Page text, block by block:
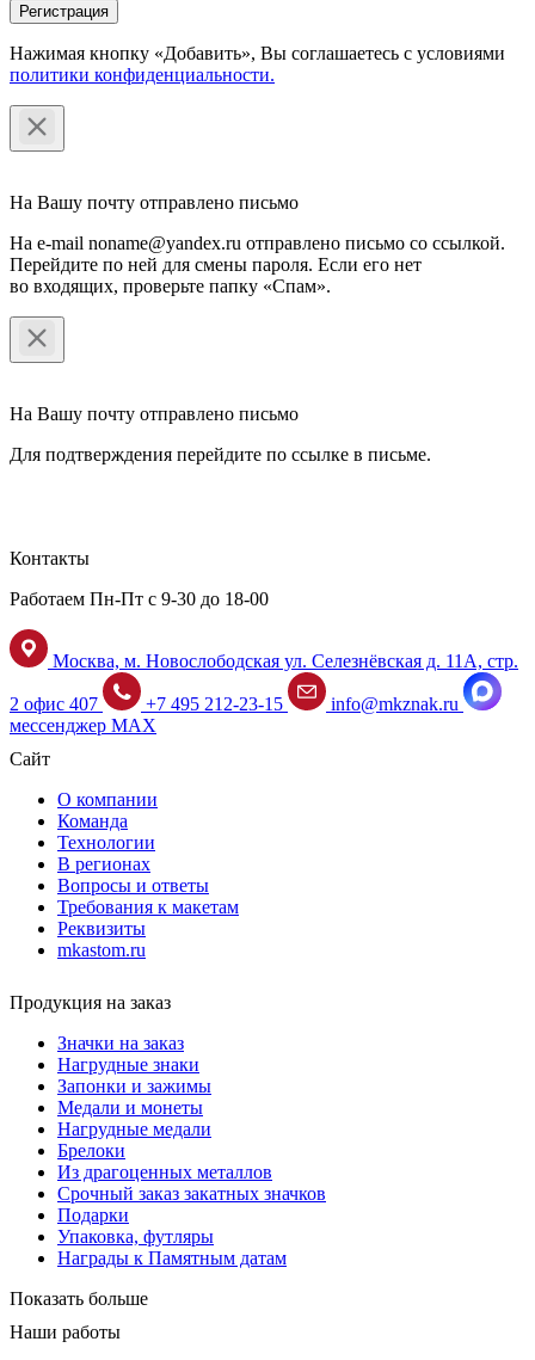
Регистрация
Нажимая кнопку «Добавить», Вы соглашаетесь c условиями
политики конфиденциальности.
На Вашу почту отправлено письмо
На e-mail noname@yandex.ru отправлено письмо со ссылкой.
Перейдите по ней для смены пароля. Если его нет
во входящих, проверьте папку «Спам».
На Вашу почту отправлено письмо
Для подтверждения перейдите по ссылке в письме.
Контакты
Работаем Пн-Пт с 9-30 до 18-00
Москва, м. Новослободская ул. Селезнёвская д. 11А, стр.
2 офис 407 +7 495 212-23-15
info@mkznak.ru
мессенджер MAX
Сайт
О компании
Команда
Технологии
В регионах
Вопросы и ответы
Требования к макетам
Реквизиты
mkastom.ru
Продукция на заказ
Значки на заказ
Нагрудные знаки
Запонки и зажимы
Медали и монеты
Нагрудные медали
Брелоки
Из драгоценных металлов
Срочный заказ закатных значков
Подарки
Упаковка, футляры
Награды к Памятным датам
Показать больше
Наши работы